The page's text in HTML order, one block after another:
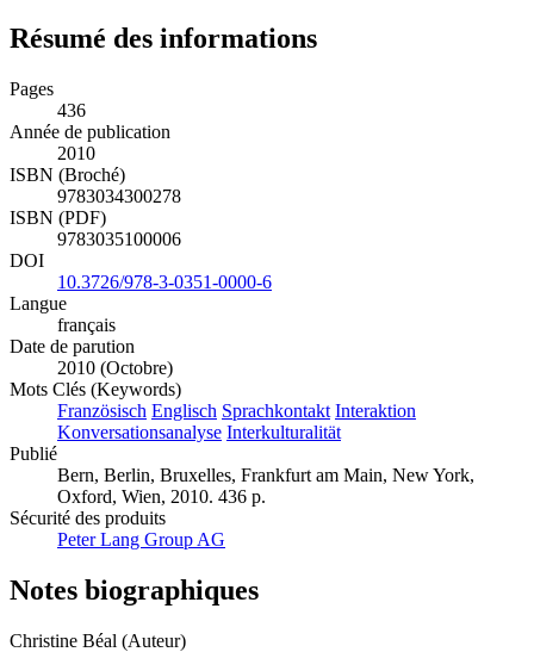
Résumé des informations
Pages
436
Année de publication
2010
ISBN (Broché)
9783034300278
ISBN (PDF)
9783035100006
DOI
10.3726/978-3-0351-0000-6
Langue
français
Date de parution
2010 (Octobre)
Mots Clés (Keywords)
Französisch Englisch Sprachkontakt Interaktion
Konversationsanalyse Interkulturalität
Publié
Bern, Berlin, Bruxelles, Frankfurt am Main, New York,
Oxford, Wien, 2010. 436 p.
Sécurité des produits
Peter Lang Group AG
Notes biographiques
Christine Béal (Auteur)